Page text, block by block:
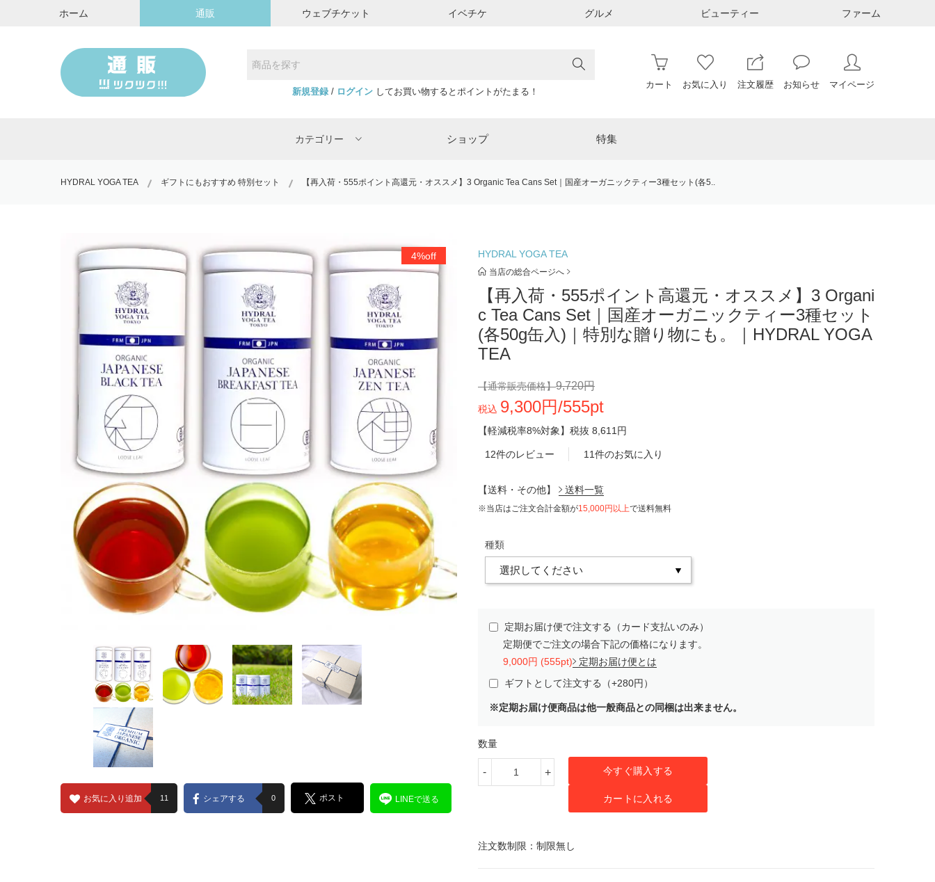
ホーム 通販 ウェブチケット イベチケ グルメ ビューティー ファーム
新規登録/ ログインしてお買い物するとポイントがたまる！
カート お気に入り 注文履歴 お知らせ マイページ
カテゴリー ショップ 特集
HYDRAL YOGA TEA ギフトにもおすすめ 特別セット 【再入荷・555ポイント高還元・オススメ】3 Organic Tea Cans Set｜国産オーガニックティー3種セット(各5..
4%off
お気に入り追加 11 シェアする 0 ポスト LINEで送る
HYDRAL YOGA TEA
当店の総合ページへ
【再入荷・555ポイント高還元・オススメ】3 Organi
c Tea Cans Set｜国産オーガニックティー3種セット
(各50g缶入)｜特別な贈り物にも。｜HYDRAL YOGA
TEA
【通常販売価格】9,720円
税込 9,300円/555pt
【軽減税率8%対象】 税抜 8,611円
12件のレビュー 11件のお気に入り
【送料・その他】 送料一覧
※当店はご注文合計金額が15,000円以上で送料無料
種類
定期お届け便で注文する（カード支払いのみ）
定期便でご注文の場合下記の価格になります。
9,000円 (555pt)
定期お届け便とは
ギフトとして注文する（+280円）
※定期お届け便商品は他一般商品との同梱は出来ません。
数量
- + 今すぐ購入する
カートに入れる
注文数制限：制限無し